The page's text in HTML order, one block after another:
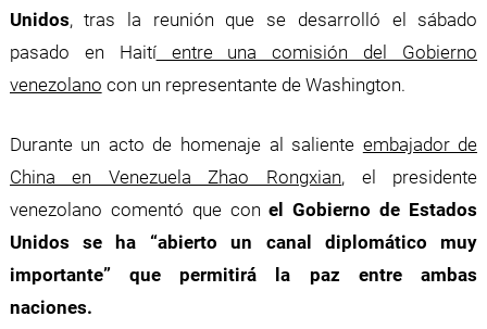
Unidos, tras la reunión que se desarrolló el sábado
pasado en Haitíentre una comisión del Gobierno
venezolano con un representante de Washington.
Durante un acto de homenaje al saliente embajador de
China en Venezuela Zhao Rongxian, el presidente
venezolano comentó que con el Gobierno de Estados
Unidos se ha “abierto un canal diplomático muy
importante” que permitirá la paz entre ambas
naciones.